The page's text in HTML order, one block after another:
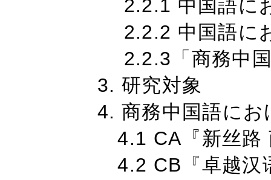
2.2.1 中国語に
2.2.2 中国語に
2.2.3「商務中
3. 研究対象
4. 商務中国語に
4.1 CA『新丝路
4.2 CB『卓越汉